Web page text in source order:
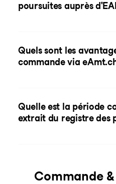
poursuites auprès
Quels sont les
commande via
Quelle est la période
extrait du registre des
Commande